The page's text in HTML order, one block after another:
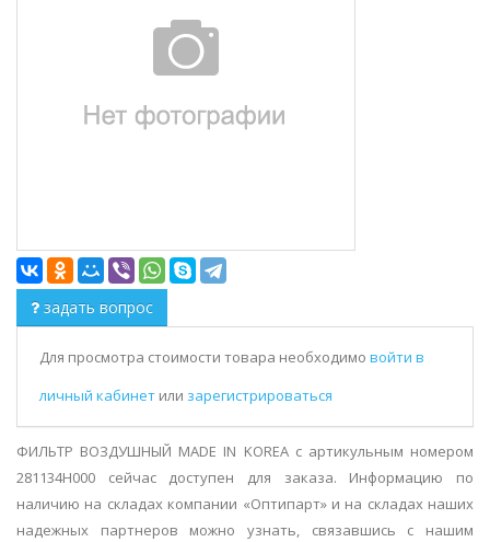
задать вопрос
Для просмотра стоимости товара необходимо войти в
личный кабинет или зарегистрироваться
ФИЛЬТР ВОЗДУШНЫЙ MADE IN KOREA с артикульным номером
281134H000 сейчас доступен для заказа. Информацию по
наличию на складах компании «Оптипарт» и на складах наших
надежных партнеров можно узнать, связавшись с нашим